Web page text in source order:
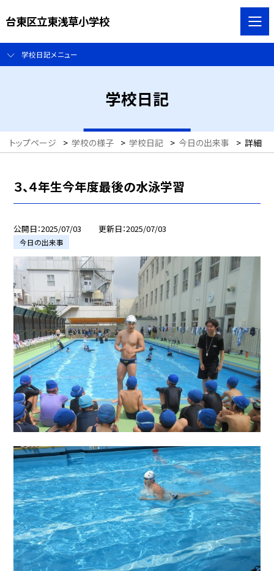
台東区立東浅草小学校
学校日記メニュー
学校日記
トップページ > 学校の様子 > 学校日記 > 今日の出来事 > 詳細
３、４年生今年度最後の水泳学習
公開日 2025/07/03 更新日 2025/07/03
今日の出来事